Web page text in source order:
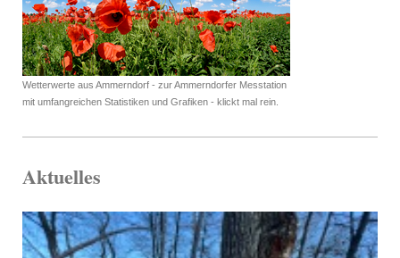
Wetterwerte aus Ammerndorf - zur Ammerndorfer Messtation
mit umfangreichen Statistiken und Grafiken - klickt mal rein.
Aktuelles